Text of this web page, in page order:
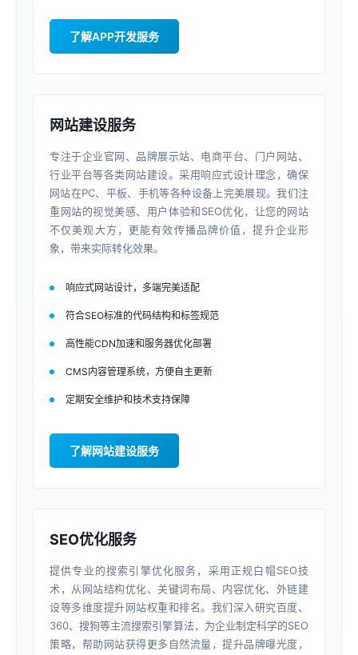
了解APP开发服务
网站建设服务
专注于企业官网、品牌展示站、电商平台、门户网站、
行业平台等各类网站建设。采用响应式设计理念，确保
网站在PC、平板、手机等各种设备上完美展现。我们注
重网站的视觉美感、用户体验和SEO优化，让您的网站
不仅美观大方，更能有效传播品牌价值，提升企业形
象，带来实际转化效果。
响应式网站设计，多端完美适配
符合SEO标准的代码结构和标签规范
高性能CDN加速和服务器优化部署
CMS内容管理系统，方便自主更新
定期安全维护和技术支持保障
了解网站建设服务
SEO优化服务
提供专业的搜索引擎优化服务，采用正规白帽SEO技
术，从网站结构优化、关键词布局、内容优化、外链建
设等多维度提升网站权重和排名。我们深入研究百度、
360、搜狗等主流搜索引擎算法，为企业制定科学的SEO
策略，帮助网站获得更多自然流量，提升品牌曝光度，